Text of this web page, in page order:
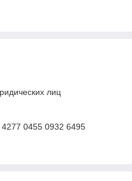
лиц
0455 0932 6495